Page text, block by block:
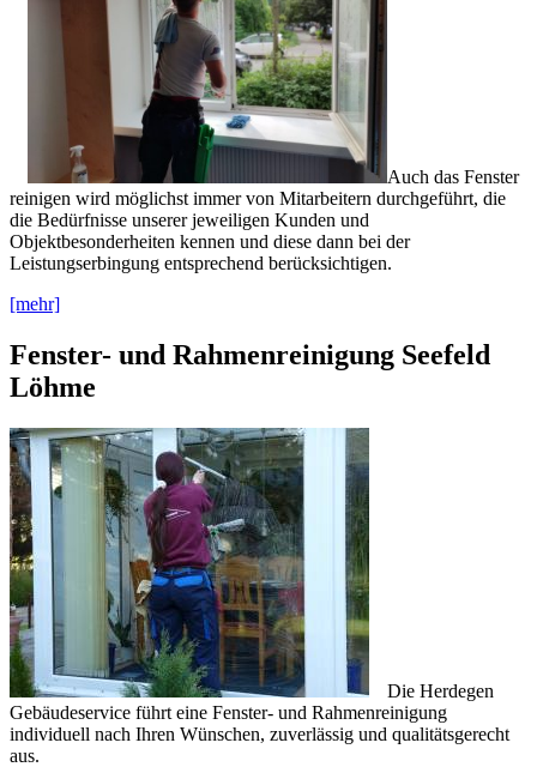
Auch das Fenster
reinigen wird möglichst immer von Mitarbeitern durchgeführt, die
die Bedürfnisse unserer jeweiligen Kunden und
Objektbesonderheiten kennen und diese dann bei der
Leistungserbingung entsprechend berücksichtigen.
[mehr]
Fenster- und Rahmenreinigung Seefeld
Löhme
Die Herdegen
Gebäudeservice führt eine Fenster- und Rahmenreinigung
individuell nach Ihren Wünschen, zuverlässig und qualitätsgerecht
aus.